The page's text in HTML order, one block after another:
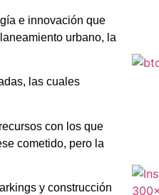
e innovación que
urbano, la
las cuales
con los que
cometido, pero la
y construcción